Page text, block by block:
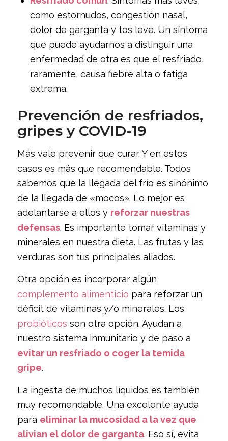
como estornudos, congestión nasal,
dolor de garganta y tos leve. Un síntoma
que puede ayudarnos a distinguir una
enfermedad de otra es que el resfriado,
raramente, causa fiebre alta o fatiga
extrema.
Prevención de resfriados,
gripes y COVID-19
Más vale prevenir que curar. Y en estos
casos es más que recomendable. Todos
sabemos que la llegada del frío es sinónimo
de la llegada de «mocos». Lo mejor es
adelantarse a ellos y reforzar nuestras
defensas. Es importante tomar vitaminas y
minerales en nuestra dieta. Las frutas y las
verduras son tus principales aliados.
Otra opción es incorporar algún
complemento alimenticio para reforzar un
déficit de vitaminas y/o minerales. Los
probióticos son otra opción. Ayudan a
nuestro sistema inmunitario y de paso a
evitar un resfriado o coger la temida
gripe.
La ingesta de muchos líquidos es también
muy recomendable. Una excelente ayuda
para eliminar la mucosidad a la vez que
alivian el dolor de garganta. Eso sí, evita